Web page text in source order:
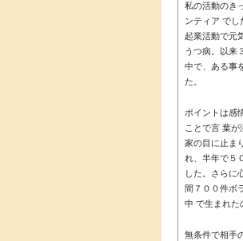
私の活動のき
ンティア でし
起業活動で元
うつ病。以来
中で、ある事
た。
ポイントは感
ことで言 葉
家の目に止ま
れ、半年で５
した。さらに
間７００件ボ
中 で生まれた
無条件で相手